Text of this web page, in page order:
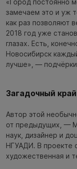
«Город постоянно
замечаем это и уж
как раз позволяют
2018 год уже
глазах. Есть,
Новосибирск
лучше», —
Загадочный
Автор этой
от предыдущих, —
наук, дизайнер и
НГУАДИ. В проекте
художественная и